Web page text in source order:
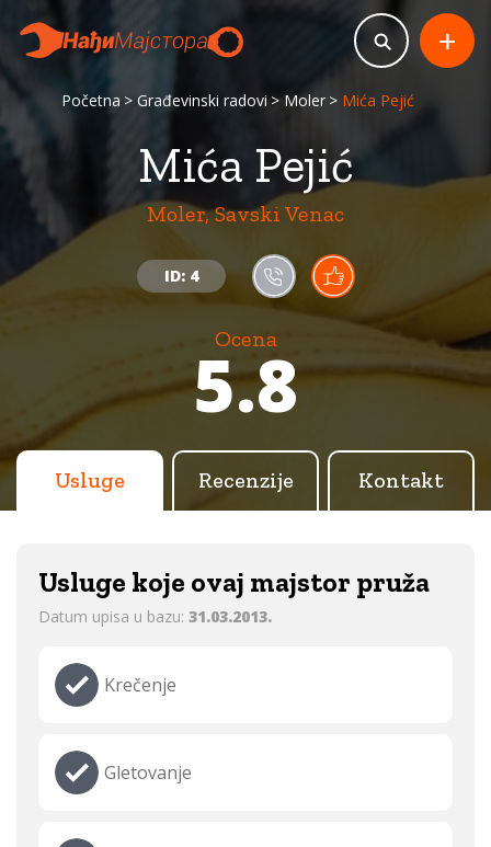
Početna Građevinski radovi Moler Mića Pejić
Mića Pejić
Moler, Savski Venac
ID: 4
Ocena
5.8
+
Usluge Recenzije Kontakt
Usluge koje ovaj majstor pruža
Datum upisa u bazu: 31.03.2013.
Krečenje
Gletovanje